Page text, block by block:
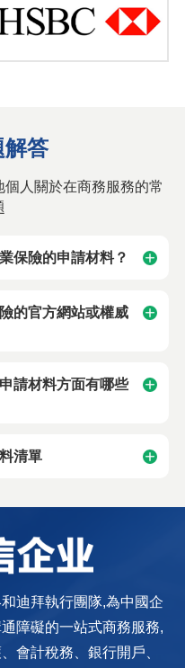
解答
人關於在商務服務的常
保險的申請材料？
的官方網站或權威
請材料方面有哪些
清單
迪拜執行團隊,為中國企
障礙的一站式商務服務,
會計稅務、銀行開戶、